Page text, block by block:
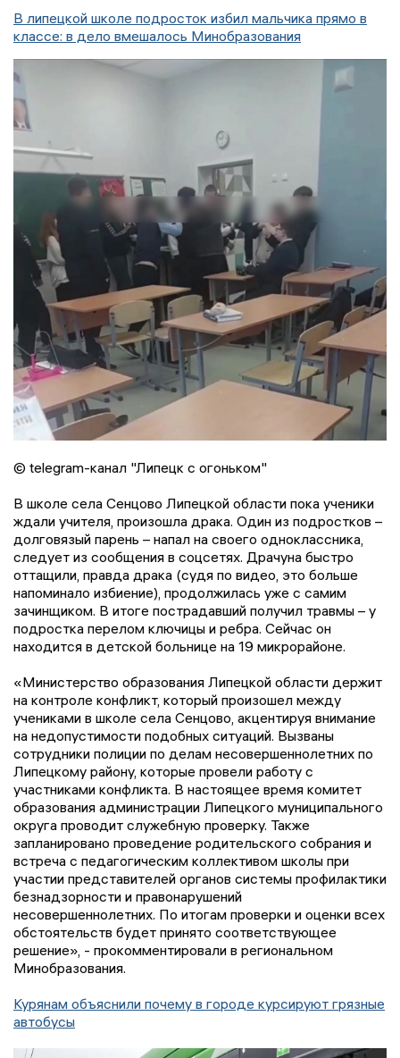
В липецкой школе подросток избил мальчика прямо в
классе: в дело вмешалось Минобразования
© telegram-канал "Липецк с огоньком"
В школе села Сенцово Липецкой области пока ученики
ждали учителя, произошла драка. Один из подростков –
долговязый парень – напал на своего одноклассника,
следует из сообщения в соцсетях. Драчуна быстро
оттащили, правда драка (судя по видео, это больше
напоминало избиение), продолжилась уже с самим
зачинщиком. В итоге пострадавший получил травмы – у
подростка перелом ключицы и ребра. Сейчас он
находится в детской больнице на 19 микрорайоне.
«Министерство образования Липецкой области держит
на контроле конфликт, который произошел между
учениками в школе села Сенцово, акцентируя внимание
на недопустимости подобных ситуаций. Вызваны
сотрудники полиции по делам несовершеннолетних по
Липецкому району, которые провели работу с
участниками конфликта. В настоящее время комитет
образования администрации Липецкого муниципального
округа проводит служебную проверку. Также
запланировано проведение родительского собрания и
встреча с педагогическим коллективом школы при
участии представителей органов системы профилактики
безнадзорности и правонарушений
несовершеннолетних. По итогам проверки и оценки всех
обстоятельств будет принято соответствующее
решение», - прокомментировали в региональном
Минобразования.
Курянам объяснили почему в городе курсируют грязные
автобусы